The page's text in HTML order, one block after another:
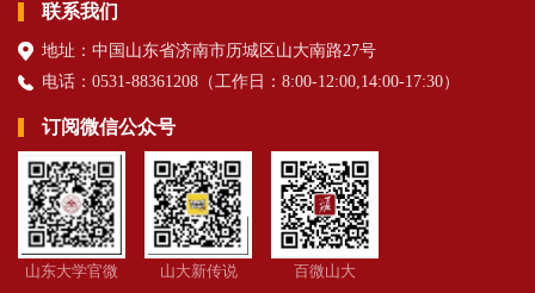
联系我们
地址：中国山东省济南市历城区山大南路27号
电话：0531-88361208（工作日 ：8:00-12:00,14:00-17:30）
订阅微信公众号
山东大学官微 山大新传说 百微山大